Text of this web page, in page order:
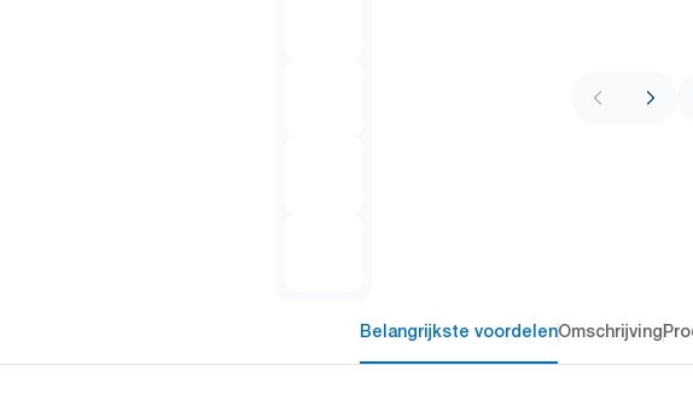
Belangrijkste voordelenOmschrijving